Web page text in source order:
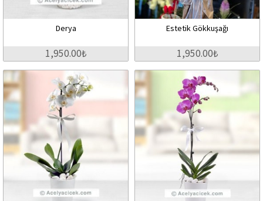
Derya
1,950.00₺
Estetik Gökkuşağı
1,950.00₺